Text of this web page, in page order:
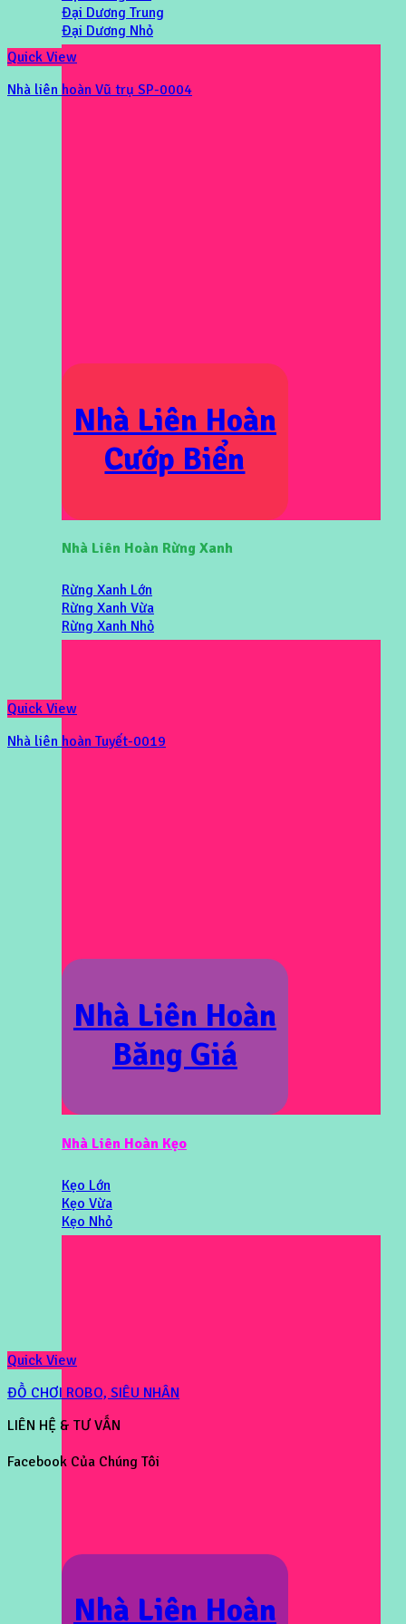
Đại Dương Trung
Đại Dương Nhỏ
Nhà Liên Hoàn
Cướp Biển
Nhà Liên Hoàn Rừng Xanh
Rừng Xanh Lớn
Rừng Xanh Vừa
Rừng Xanh Nhỏ
Nhà Liên Hoàn
Băng Giá
Nhà Liên Hoàn Kẹo
Kẹo Lớn
Kẹo Vừa
Kẹo Nhỏ
Nhà Liên Hoàn
Quick View
Nhà liên hoàn Vũ trụ SP-0004
Quick View
Nhà liên hoàn Tuyết-0019
Quick View
ĐỒ CHƠI ROBO, SIÊU NHÂN
LIÊN HỆ & TƯ VẤN
Facebook Của Chúng Tôi